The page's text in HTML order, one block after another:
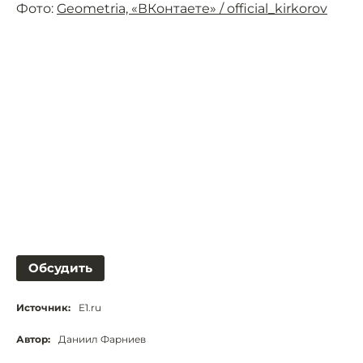
Фото: Geometria, «ВКонтаете» / official_kirkorov
Обсудить
Источник: E1.ru
Автор: Даниил Фарниев